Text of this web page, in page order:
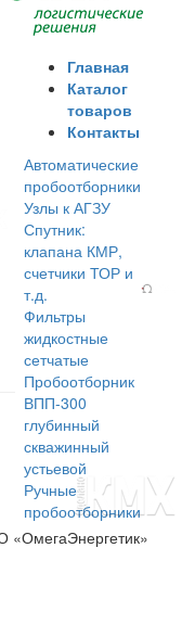
Главная
Каталог
товаров
Контакты
Автоматические
пробоотборники
Узлы к АГЗУ
Спутник:
клапана КМР,
счетчики ТОР и
т.д.
Фильтры
жидкостные
сетчатые
Пробоотборник
ВПП-300
глубинный
скважинный
устьевой
Ручные
пробоотборники